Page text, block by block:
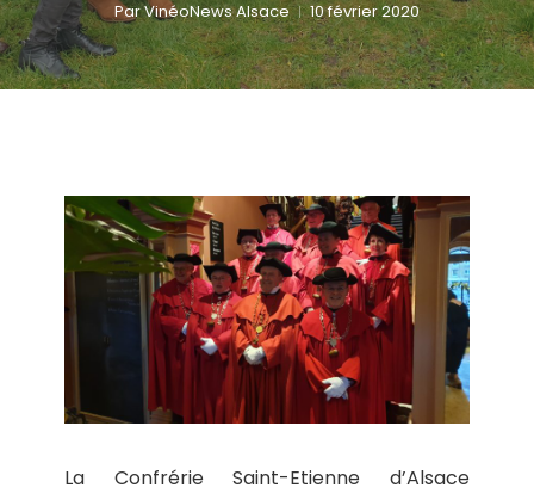
ParVinéoNews Alsace 10 février 2020
La Confrérie Saint-Etienne d’Alsace